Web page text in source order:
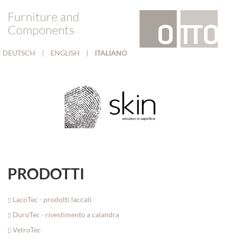
Furniture and
Components
DEUTSCH | ENGLISH | ITALIANO
PRODOTTI
LacoTec - prodotti laccati
DuroTec - rivestimento a calandra
VetroTec